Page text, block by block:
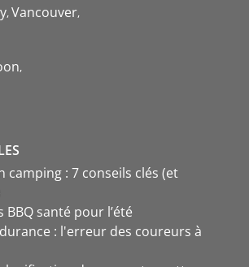
Vancouver
camping : 7 conseils clés (et
santé pour l’été
: l'erreur des coureurs à